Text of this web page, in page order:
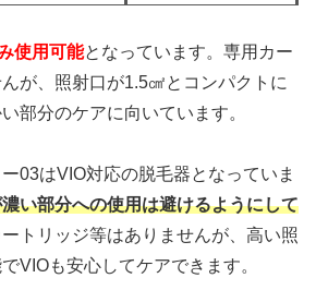
使用可能となっています。専用カー
が、照射口が1.5㎠とコンパクトに
部分のケアに向いています。
03はVIO対応の脱毛器となっていま
い部分への使用は避けるようにして
トリッジ等はありませんが、高い照
VIOも安心してケアできます。